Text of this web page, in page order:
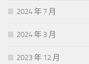
2024 年 7 月
2024 年 3 月
2023 年 12 月